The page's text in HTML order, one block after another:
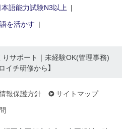
本語能力試験N3以上
を活かす
りサポート｜未経験OK(管理事務)
イチ研修から】
報保護方針
サイトマップ